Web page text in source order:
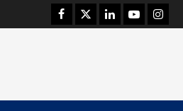
Facebook
TwitterLinkedinYoutube